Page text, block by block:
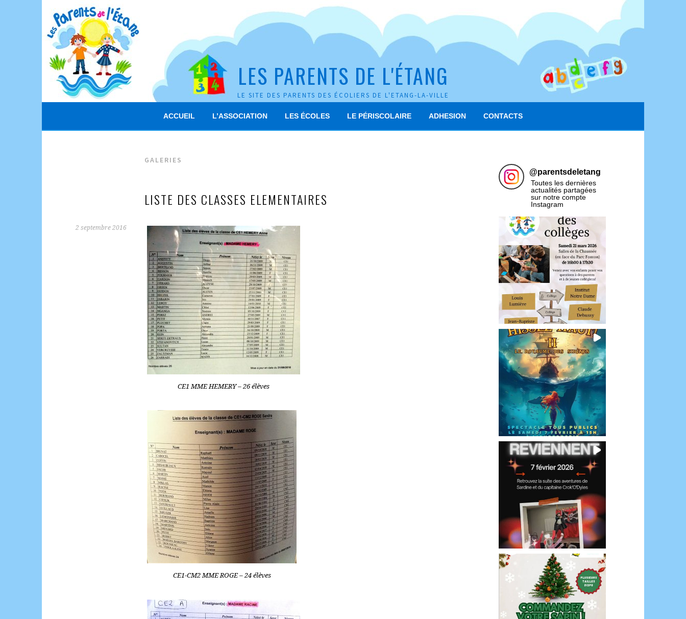
contenu
principal
LES PARENTS DE L'ÉTANG
LE SITE DES PARENTS DES ÉCOLIERS DE L'ETANG-LA-VILLE
ACCUEIL L’ASSOCIATION LES ÉCOLES LE PÉRISCOLAIRE ADHESION CONTACTS
GALERIES
LISTE DES CLASSES ELEMENTAIRES
2 septembre 2016
CE1 MME HEMERY – 26 élèves
CE1-CM2 MME ROGE – 24 élèves
@parentsdeletang
Toutes les dernières
actualités partagées
sur notre compte
Instagram